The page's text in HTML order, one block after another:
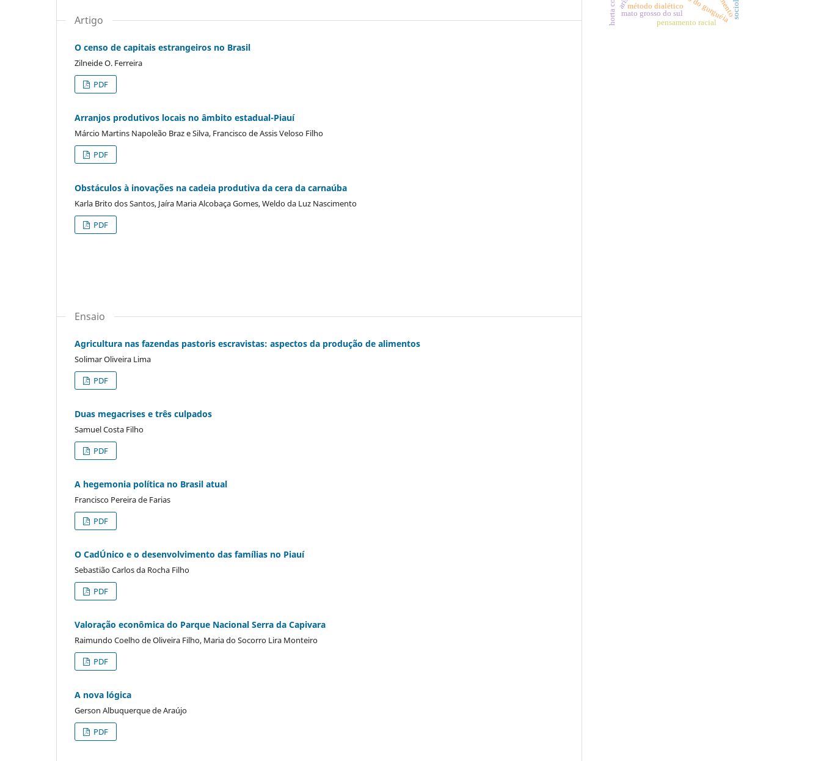
Artigo
O censo de capitais estrangeiros no Brasil
Zilneide O. Ferreira
PDF
Arranjos produtivos locais no âmbito estadual-Piauí
Márcio Martins Napoleão Braz e Silva, Francisco de Assis Veloso Filho
PDF
Obstáculos à inovações na cadeia produtiva da cera da carnaúba
Karla Brito dos Santos, Jaíra Maria Alcobaça Gomes, Weldo da Luz Nascimento
PDF
Ensaio
Agricultura nas fazendas pastoris escravistas: aspectos da produção de alimentos
Solimar Oliveira Lima
PDF
Duas megacrises e três culpados
Samuel Costa Filho
PDF
A hegemonia política no Brasil atual
Francisco Pereira de Farias
PDF
O CadÚnico e o desenvolvimento das famílias no Piauí
Sebastião Carlos da Rocha Filho
PDF
Valoração econômica do Parque Nacional Serra da Capivara
Raimundo Coelho de Oliveira Filho, Maria do Socorro Lira Monteiro
PDF
A nova lógica
Gerson Albuquerque de Araújo
PDF
método dialético
mato grosso do sul
pensamento racial